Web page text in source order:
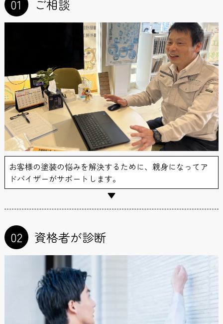
お客様の塗装の悩みを解決するために、親身になってア
ドバイザーがサポートします。
01 ご相談
02 資格者が診断